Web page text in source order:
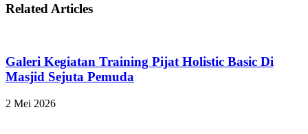
Related Articles
Galeri Kegiatan Training Pijat Holistic Basic Di
Masjid Sejuta Pemuda
2 Mei 2026